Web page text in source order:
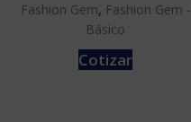
Fashion Gem, Fashion Gem -
Básico
Cotizar